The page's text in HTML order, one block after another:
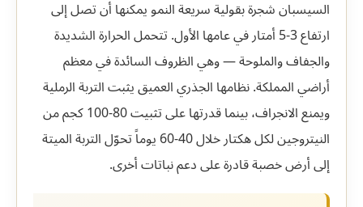
السيسبان شجرة بقولية سريعة النمو يمكنها أن تصل إلى
ارتفاع 3-5 أمتار في عامها الأول. تتحمل الحرارة الشديدة
والجفاف والملوحة — وهي الظروف السائدة في معظم
أراضي المملكة. نظامها الجذري العميق يثبت التربة الرملية
ويمنع الانجراف، بينما قدرتها على تثبيت 80-100 كجم من
النيتروجين لكل هكتار خلال 40-60 يوماً تحوّل التربة الميتة
إلى أرض خصبة قادرة على دعم نباتات أخرى.